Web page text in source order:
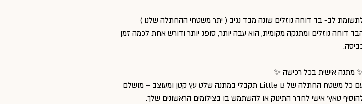
לב- בד דוחה נוזלים שונה מבד נגיב ( יתר משטחי ההחתלה שלנו )
דוחה נוזלים ומתנקה מקומית, הוא עבה יותר, סופג יותר ודורש אחת לכמה זמן
מתנה אישית בכל רכישה ✨
עם כל משטח החתלה של Little B תקבלי במתנה שלט עץ קטן ומעוצב – מושלם
טאץ’ אישי לחדר התינוק או להשתמש בו בצילומים הראשונים שלך.